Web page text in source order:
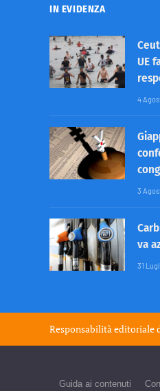
IN EVIDENZA
UE
4
3
va
31
Responsabilità editoriale
Guida ai contenuti